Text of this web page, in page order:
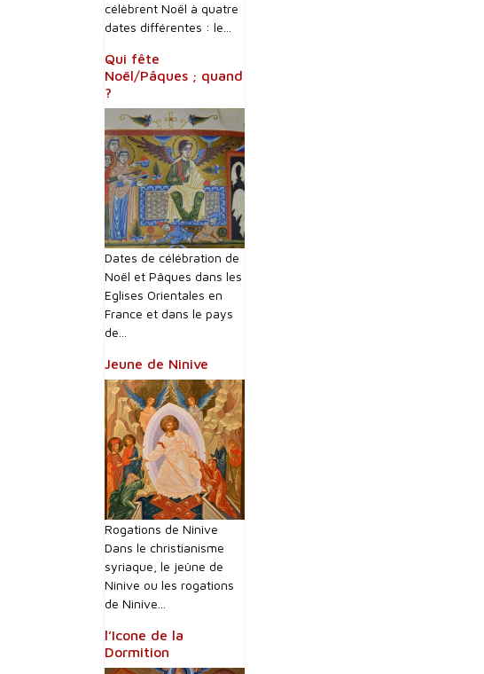
célèbrent Noël à quatre
dates différentes : le...
Qui fête
Noël/Pâques ; quand
?
Dates de célébration de
Noël et Pâques dans les
Eglises Orientales en
France et dans le pays
de...
Jeune de Ninive
Rogations de Ninive
Dans le christianisme
syriaque, le jeûne de
Ninive ou les rogations
de Ninive...
l’Icone de la
Dormition